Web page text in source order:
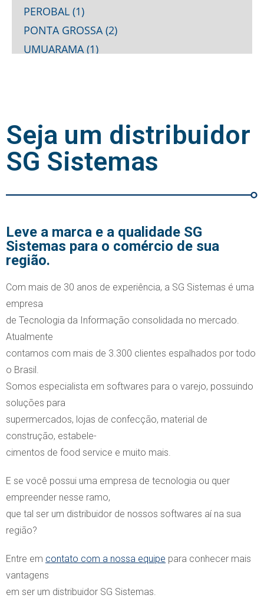
PEROBAL (1)
PONTA GROSSA (2)
UMUARAMA (1)
Seja um distribuidor
SG Sistemas
Leve a marca e a qualidade SG
Sistemas para o comércio de sua
região.
Com mais de 30 anos de experiência, a SG Sistemas é uma
empresa
de Tecnologia da Informação consolidada no mercado.
Atualmente
contamos com mais de 3.300 clientes espalhados por todo
o Brasil.
Somos especialista em softwares para o varejo, possuindo
soluções para
supermercados, lojas de confecção, material de
construção, estabele-
cimentos de food service e muito mais.
E se você possui uma empresa de tecnologia ou quer
empreender nesse ramo,
que tal ser um distribuidor de nossos softwares aí na sua
região?
Entre em contato com a nossa equipe para conhecer mais
vantagens
em ser um distribuidor SG Sistemas.